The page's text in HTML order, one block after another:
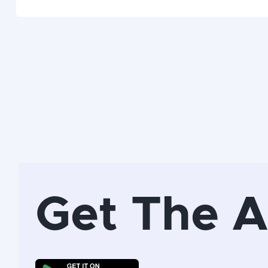
Get The